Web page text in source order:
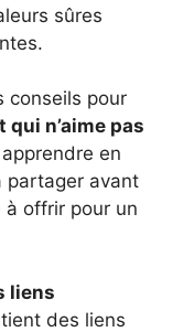
sûres
conseils pour
n’aime pas
en
partager avant
à offrir pour un
liens
des liens